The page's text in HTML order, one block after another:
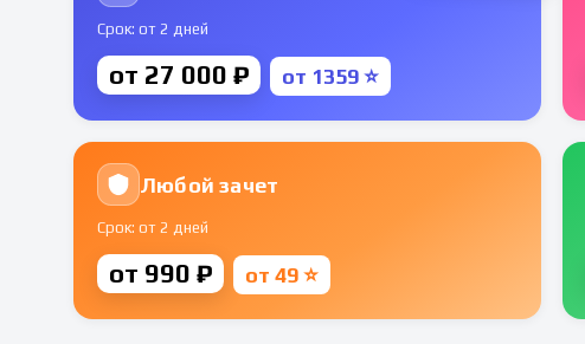
Срок: от 2 дней
от 27 000 ₽ от 1359 ⭐
Любой зачет
Срок: от 2 дней
от 990 ₽ от 49 ⭐